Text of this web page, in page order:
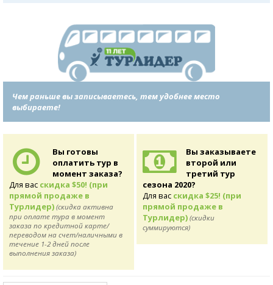
Чем раньше вы записываетесь, тем удобнее место
выбираете!
Вы готовы
оплатить тур в
момент заказа?
Для вас скидка $50! (при
прямой продаже в
Турлидер) (скидка активна
при оплате тура в момент
заказа по кредитной карте/
переводом на счет/наличными в
течение 1-2 дней после
выполнения заказа)
Вы заказываете
второй или
третий тур
сезона 2020?
Для вас скидка $25! (при
прямой продаже в
Турлидер) (скидки
суммируются)